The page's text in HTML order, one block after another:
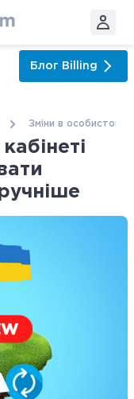
Блог Billing
Зміни в особистому